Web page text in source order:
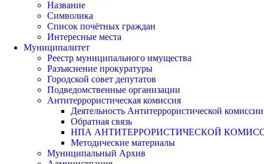
Название
Символика
Список почётных граждан
Интересные места
Муниципалитет
Реестр муниципального имущества
Разъяснение прокуратуры
Городской совет депутатов
Подведомственные организации
Антитеррористическая комиссия
Деятельность Антитеррористической комиссии
Обратная связь
НПА АНТИТЕРРОРИСТИЧЕСКОЙ
Методические материалы
Муниципальный Архив